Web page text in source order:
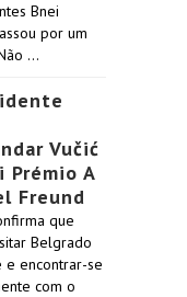
Bnei
por um
…
Vučić
A
Freund
que
Belgrado
e encontrar-se
com o